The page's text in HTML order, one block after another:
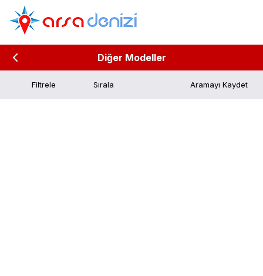
Diğer Modeller
Filtrele Aramayı Kaydet